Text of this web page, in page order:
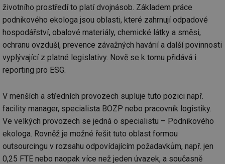
životního prostředí to platí dvojnásob. Základem práce
podnikového ekologa jsou oblasti, které zahrnují odpadové
hospodářství, obalové materiály, chemické látky a směsi,
ochranu ovzduší, prevence závažných havárií a další povinnosti
vyplývající z platné legislativy. Nově se k tomu přidává i
reporting pro ESG.
V menších a středních provozech supluje tuto pozici např.
facility manager, specialista BOZP nebo pracovník logistiky.
Ve velkých provozech se jedná o specialistu – Podnikového
ekologa. Rovněž je možné řešit tuto oblast formou
outsourcingu v rozsahu odpovídajícím požadavkům, např. jen
0,25 FTE nebo naopak více než jeden úvazek, a současně